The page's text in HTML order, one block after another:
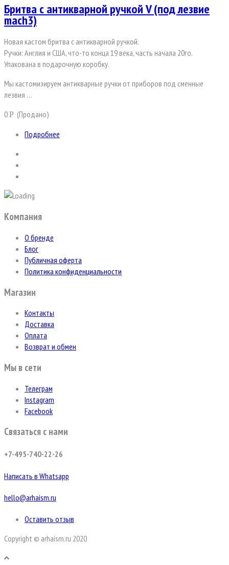
Бритва с антикварной ручкой V (под лезвие
mach3)
Новая кастом бритва с антикварной ручкой.
Ручки: Англия и США, что-то конца 19 века, часть начала 20го.
Упакована в подарочную коробку.
Мы кастомизируем антикварные ручки от приборов под сменные
лезвия …
0Р (Продано)
Подробнее
Компания
О бренде
Блог
Публичная оферта
Политика конфиденциальности
Магазин
Контакты
Доставка
Оплата
Возврат и обмен
Мы в сети
Телеграм
Instagram
Facebook
Связаться с нами
+7-495-740-22-26
Написать в Whatsapp
hello@arhaism.ru
Оставить отзыв
Copyright © arhaism.ru 2020